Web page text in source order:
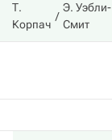
Т.
Корпач
Э. Уэбли-
Смит